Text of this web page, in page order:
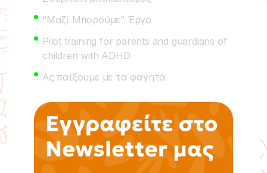
“Μαζί Μπορούμε” Έργο
Pilot training for parents and guardians of
children with ADHD
Ας παίξουμε με τα φαγητά